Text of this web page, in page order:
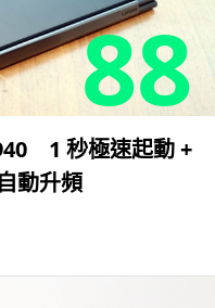
88
1 秒極速起動 +
動升頻